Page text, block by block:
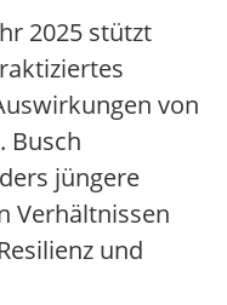
2025 stützt
von
Busch
jüngere
Verhältnissen
und